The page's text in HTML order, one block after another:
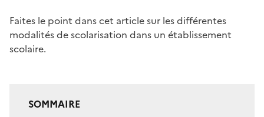
Faites le point dans cet article sur les différentes
modalités de scolarisation dans un établissement
scolaire.
SOMMAIRE